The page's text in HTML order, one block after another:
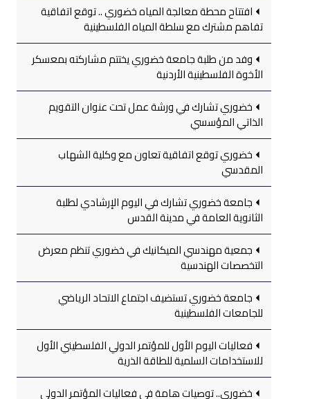
افتتاح محطة معالجة المياه خضوري .. توقع اتفاقية
تفاهم مشترك مع سلطة المياه الفلسطينية
وفد من طلبة جامعة خضوري يختتم مشاركته بمعسكر
الأخوة الفلسطينية الأردنية
خضوري تشارك في ورشة عمل تحت عنوان التقويم
الذاتي المؤسسي
خضوري توقع اتفاقية تعاون مع وكلية الشهاب
المقدسي
جامعة خضوري تشارك في اليوم الإرشادي لطلبة
الثانوية العامة في مدينة القدس
جمعية مهندسي الميكانيك في خضوري تنظم معرض
التخصصات الهندسية
جامعة خضوري تستضيف اجتماع الاتحاد الرياضي
للجامعات الفلسطينية
فعاليات اليوم الأول للمؤتمر الدولي الفلسطيني الأول
للاستخدامات السلمية للطاقة الذرية
خضوري.. توصيات هامة في فعاليات المؤتمر الدولي